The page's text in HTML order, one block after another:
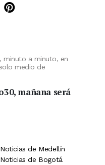
X (Twitter)
en TikTok
de Minuto30 en
Minuto30 en LinkedIn
Minuto30 en
minuto a minuto, en
medio de
mañana será
Noticias de Medellín
Noticias de Bogotá